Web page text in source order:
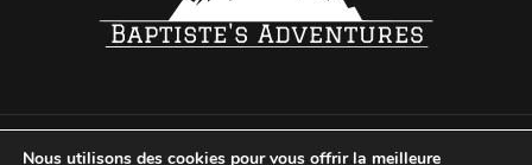
Nous utilisons des cookies pour vous offrir la meilleure